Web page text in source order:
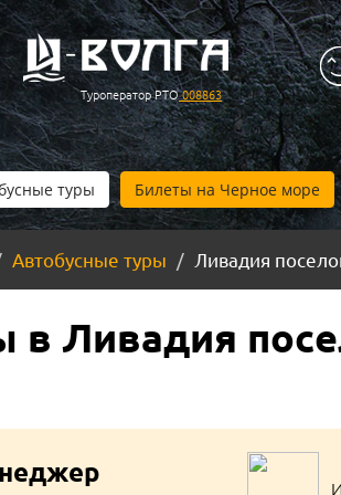
Туроператор РТО008863
туры Билеты на Черное море
Автобусные туры Ливадия
в Ливадия